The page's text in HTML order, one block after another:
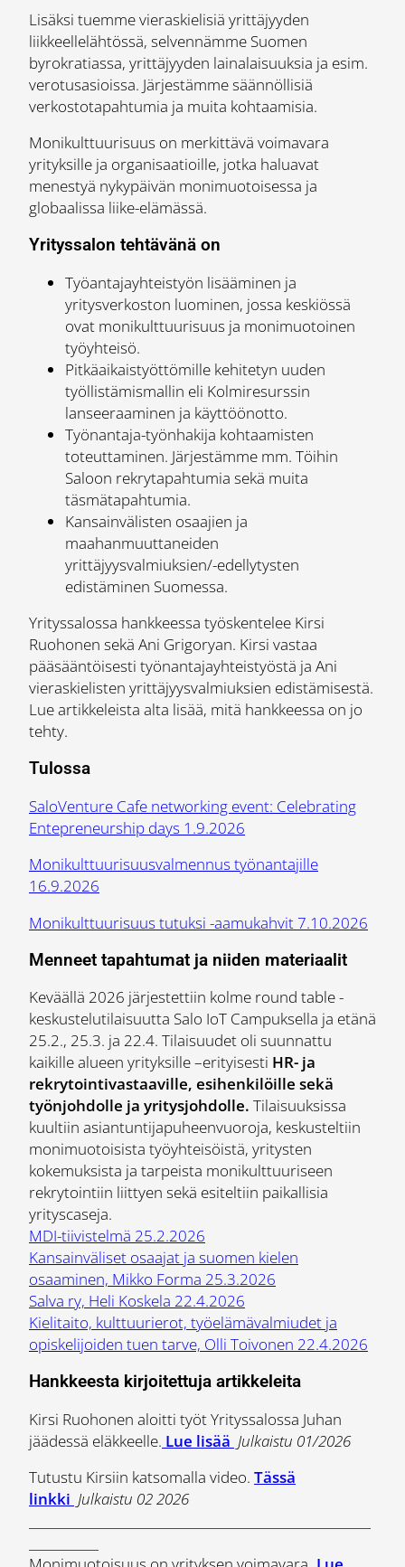
Lisäksi tuemme vieraskielisiä yrittäjyyden
liikkeellelähtössä, selvennämme Suomen
byrokratiassa, yrittäjyyden lainalaisuuksia ja esim.
verotusasioissa. Järjestämme säännöllisiä
verkostotapahtumia ja muita kohtaamisia.
Monikulttuurisuus on merkittävä voimavara
yrityksille ja organisaatioille, jotka haluavat
menestyä nykypäivän monimuotoisessa ja
globaalissa liike-elämässä. ​
Yrityssalon tehtävänä on
Työantajayhteistyön lisääminen ja
yritysverkoston luominen, jossa keskiössä
ovat monikulttuurisuus ja monimuotoinen
työyhteisö.
Pitkäaikaistyöttömille kehitetyn uuden
työllistämismallin eli Kolmiresurssin
lanseeraaminen ja käyttöönotto.
Työnantaja-työnhakija kohtaamisten
toteuttaminen. Järjestämme mm. Töihin
Saloon rekrytapahtumia sekä muita
täsmätapahtumia.
Kansainvälisten osaajien ja
maahanmuuttaneiden
yrittäjyysvalmiuksien/-edellytysten
edistäminen Suomessa.
Yrityssalossa hankkeessa työskentelee Kirsi
Ruohonen sekä Ani Grigoryan. Kirsi vastaa
pääsääntöisesti työnantajayhteistyöstä ja Ani
vieraskielisten yrittäjyysvalmiuksien edistämisestä.
Lue artikkeleista alta lisää, mitä hankkeessa on jo
tehty.
Tulossa
SaloVenture Cafe networking event: Celebrating
Entepreneurship days 1.9.2026
Monikulttuurisuusvalmennus työnantajille
16.9.2026
Monikulttuurisuus tutuksi -aamukahvit 7.10.2026
Menneet tapahtumat ja niiden materiaalit
Keväällä 2026 järjestettiin kolme round table -
keskustelutilaisuutta Salo IoT Campuksella ja etänä
25.2., 25.3. ja 22.4. Tilaisuudet oli suunnattu
kaikille alueen yrityksille –erityisesti HR- ja
rekrytointivastaaville, esihenkilöille sekä
työnjohdolle ja yritysjohdolle. Tilaisuuksissa
kuultiin asiantuntijapuheenvuoroja, keskusteltiin
monimuotoisista työyhteisöistä, yritysten
kokemuksista ja tarpeista monikulttuuriseen
rekrytointiin liittyen sekä esiteltiin paikallisia
yrityscaseja.
MDI-tiivistelmä 25.2.2026
Kansainväliset osaajat ja suomen kielen
osaaminen, Mikko Forma 25.3.2026
Salva ry, Heli Koskela 22.4.2026
Kielitaito, kulttuurierot, työelämävalmiudet ja
opiskelijoiden tuen tarve, Olli Toivonen 22.4.2026
Hankkeesta kirjoitettuja artikkeleita
Kirsi Ruohonen aloitti työt Yrityssalossa Juhan
jäädessä eläkkeelle. Lue lisää Julkaistu 01/2026
Tutustu Kirsiin katsomalla video. Tässä
linkki Julkaistu 02 2026